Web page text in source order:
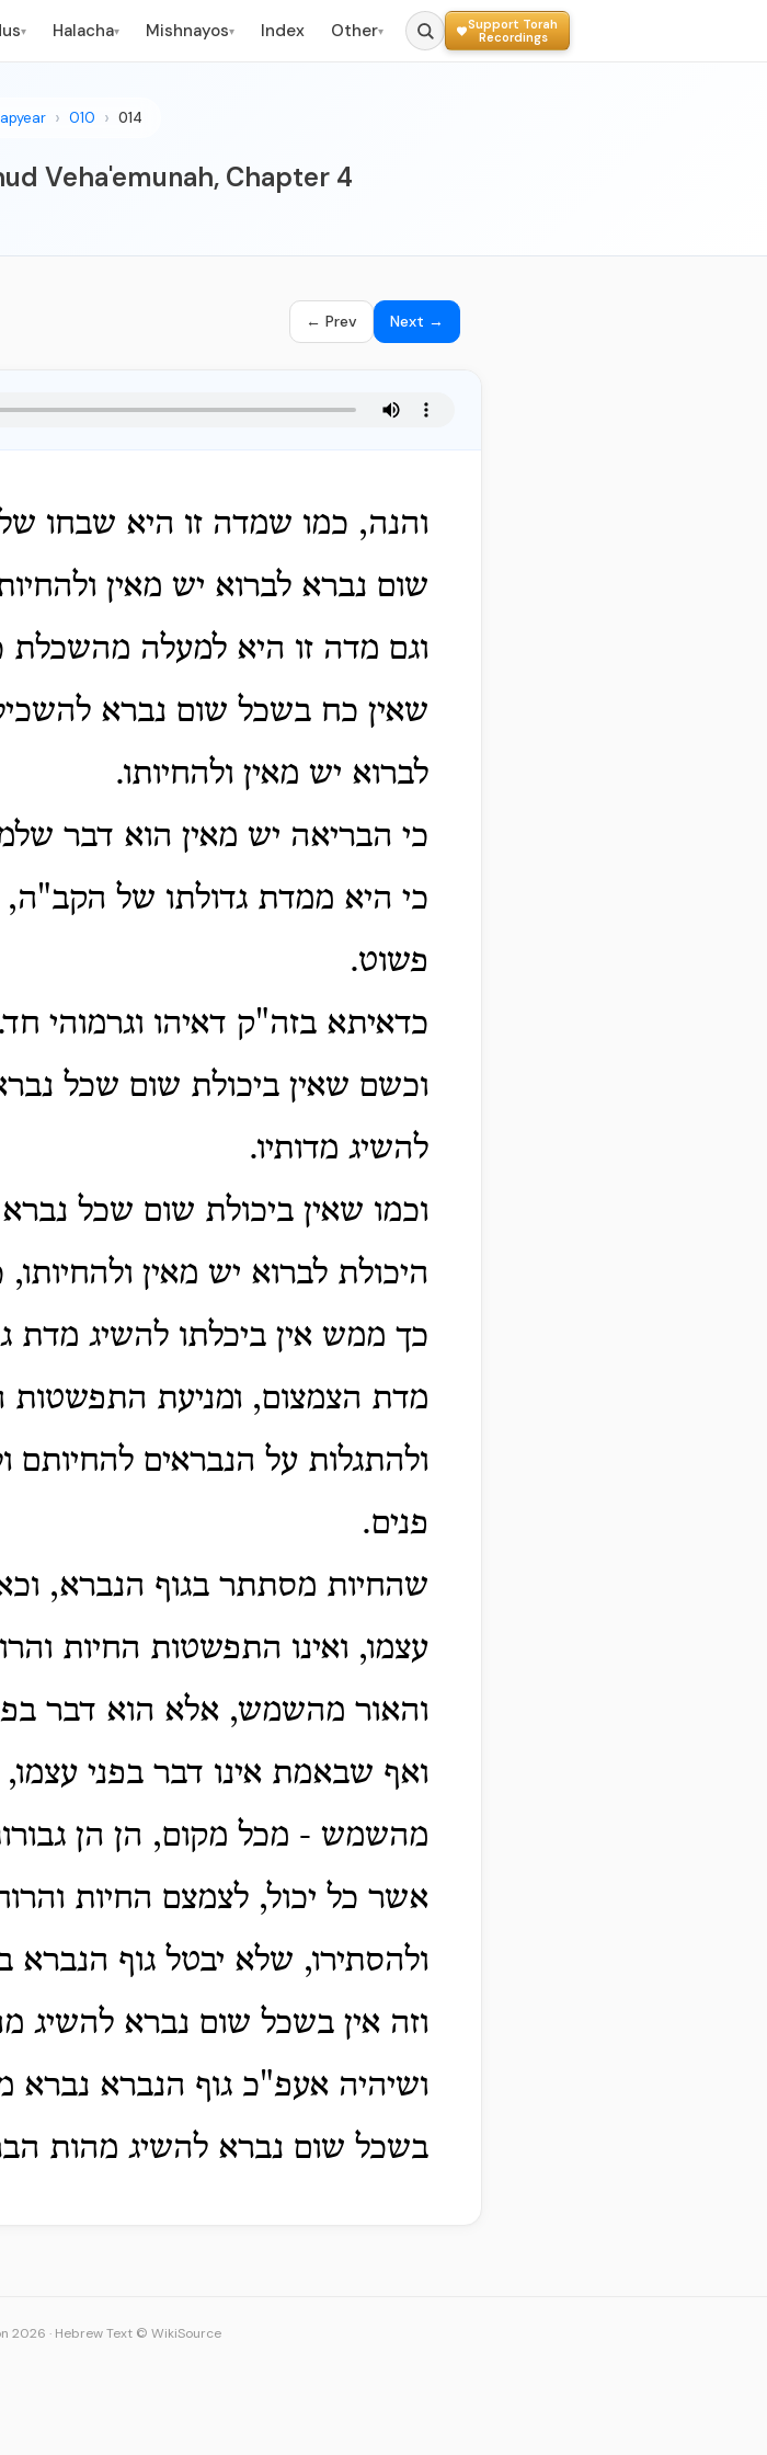
▾ Halacha▾ Mishnayos▾ Index Other▾
Support Torah
Recordings
010 014
Veha'emunah, Chapter 4
← Prev Next →
והנה, כמו שמדה זו היא שבחו
שום נברא לברוא יש מאין
וגם מדה זו היא למעלה מהשכלת
שאין כח בשכל שום נברא
לברוא יש מאין ולהחיותו.
כי הבריאה יש מאין הוא דבר
כי היא ממדת גדולתו של הקב"ה,
פשוט.
כדאיתא בזה"ק דאיהו וגרמוהי חד.
וכשם שאין ביכולת שום שכל
להשיג מדותיו.
וכמו שאין ביכולת שום שכל
היכולת לברוא יש מאין
כך ממש אין ביכלתו להשיג
מדת הצמצום, ומניעת התפשטות
ולהתגלות על הנבראים להחיותם
פנים.
שהחיות מסתתר בגוף הנברא,
עצמו, ואינו התפשטות החיות
והאור מהשמש, אלא הוא דבר
ואף שבאמת אינו דבר בפני
מהשמש - מכל מקום, הן הן
אשר כל יכול, לצמצם החיות
ולהסתירו, שלא יבטל גוף הנברא
וזה אין בשכל שום נברא להשיג
ושיהיה אעפ"כ גוף הנברא נברא
בשכל שום נברא להשיג מהות
2026 · Hebrew Text © WikiSource